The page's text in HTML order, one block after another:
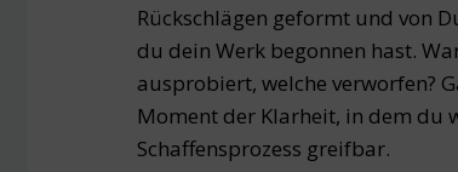
Rückschlägen geformt und von
du dein Werk begonnen hast.
ausprobiert, welche verworfen?
Moment der Klarheit, in dem du
Schaffensprozess greifbar.